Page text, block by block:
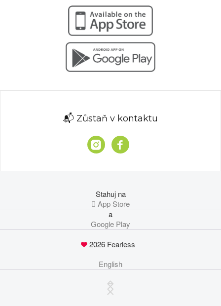
📬 Zůstaň v kontaktu
Stahuj na
 App Store
a
Google Play
2026 Fearless
English